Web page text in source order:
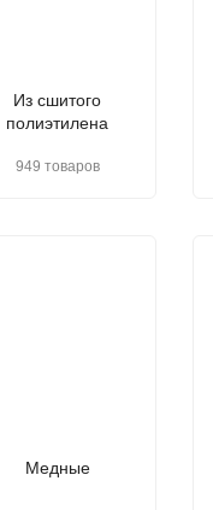
Из сшитого
полиэтилена
949 товаров
Медные